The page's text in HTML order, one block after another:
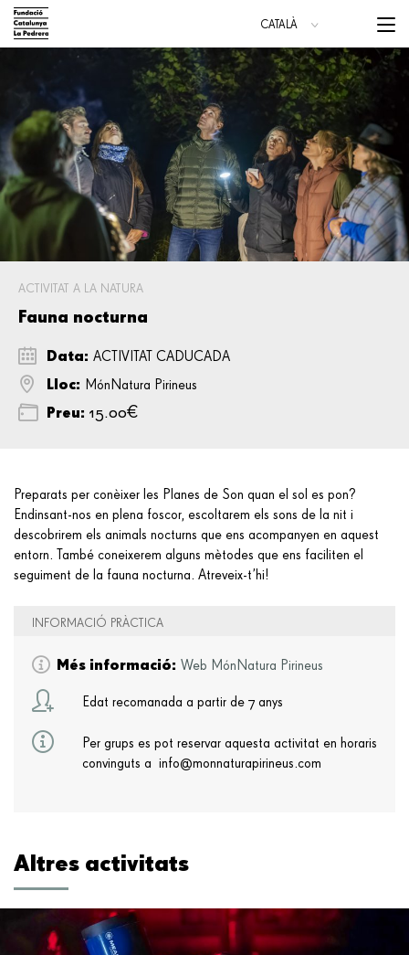
Vés
contingut
Main
navigation
Menu
CATALÀ
ESPAÑOL
ACTIVITAT A LA NATURA
Fauna nocturna
Data: ACTIVITAT CADUCADA
Lloc: MónNatura Pirineus
Preu: 15.00€
Preparats per conèixer les Planes de Son quan el sol es pon?
Endinsant-nos en plena foscor, escoltarem els sons de la nit i
descobrirem els animals nocturns que ens acompanyen en aquest
entorn. També coneixerem alguns mètodes que ens faciliten el
seguiment de la fauna nocturna. Atreveix-t’hi!
INFORMACIÓ PRÀCTICA
Més informació: Web MónNatura Pirineus
Edat recomanada a partir de 7 anys
Per grups es pot reservar aquesta activitat en horaris
convinguts a info@monnaturapirineus.com
Altres activitats